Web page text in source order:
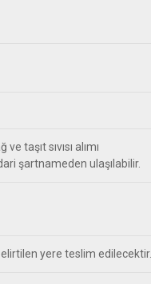
taşıt sıvısı alımı
şartnameden ulaşılabilir.
yere teslim edilecektir.